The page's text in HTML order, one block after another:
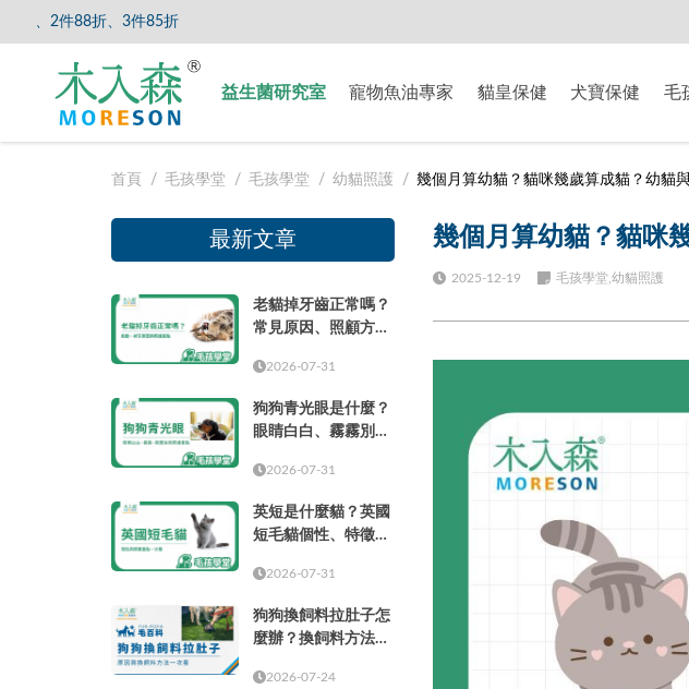
85折
益生菌研究室 寵物魚油專家 貓皇保健 犬寶保健 毛
首頁 毛孩學堂 毛孩學堂 幼貓照護 幾個月算幼貓？貓咪幾歲算成貓？幼貓
幾個月算幼貓？貓咪
2025-12-19 毛孩學堂,幼貓照護
最新文章
老貓掉牙齒正常嗎？
常見原因、照顧方式
2026-07-31
狗狗青光眼是什麼？
眼睛白白、霧霧別只
2026-07-31
英短是什麼貓？英國
短毛貓個性、特徵、
點2026-07-31
狗狗換飼料拉肚子怎
麼辦？換飼料方法、
2026-07-24